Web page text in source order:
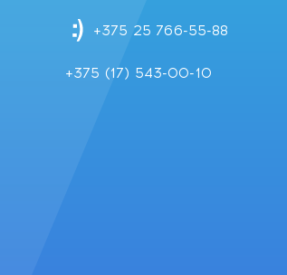
+375 25 766-55-88
+375 (17) 543-00-10